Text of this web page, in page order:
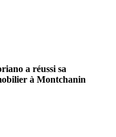
a réussi sa
à Montchanin